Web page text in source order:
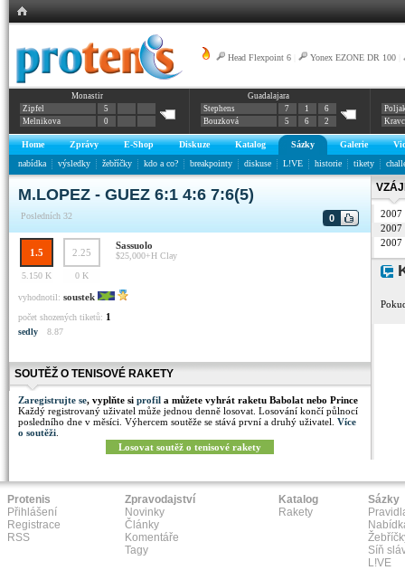
Head Flexpoint 6 Yonex EZONE DR 100
Monastir
Zipfel
5
Melnikova
0
Guadalajara
Stephens
7 1
6
Bouzková
5 6 2
Home Zprávy E-Shop Diskuze Katalog Sázky Galerie
nabídka
výsledky žebříčky kdo a co? breakpointy diskuse L!VE historie tikety
M.LOPEZ - GUEZ 6:1 4:6 7:6(5)
Posledních 32 0
1.5 2.25
Sassuolo
$25,000+H Clay
5.150 K
0 K
vyhodnotil: soustek
počet shozených tiketů: 1
sedly 8.87
SOUTĚŽ O TENISOVÉ RAKETY
Zaregistrujte se, vyplňte si profil a můžete vyhrát raketu Babolat nebo Prince
Každý registrovaný uživatel může jednou denně losovat. Losování končí půlnocí
posledního dne v měsíci. Výhercem soutěže se stává první a druhý uživatel. Více
o soutěži
Losovat soutěž o tenisové rakety
2007
2007
2007
Protenis
Přihlášení
Registrace
RSS
Zpravodajství
Novinky
Články
Komentáře
Tagy
Katalog
Rakety
Sázky
Síň
L!VE